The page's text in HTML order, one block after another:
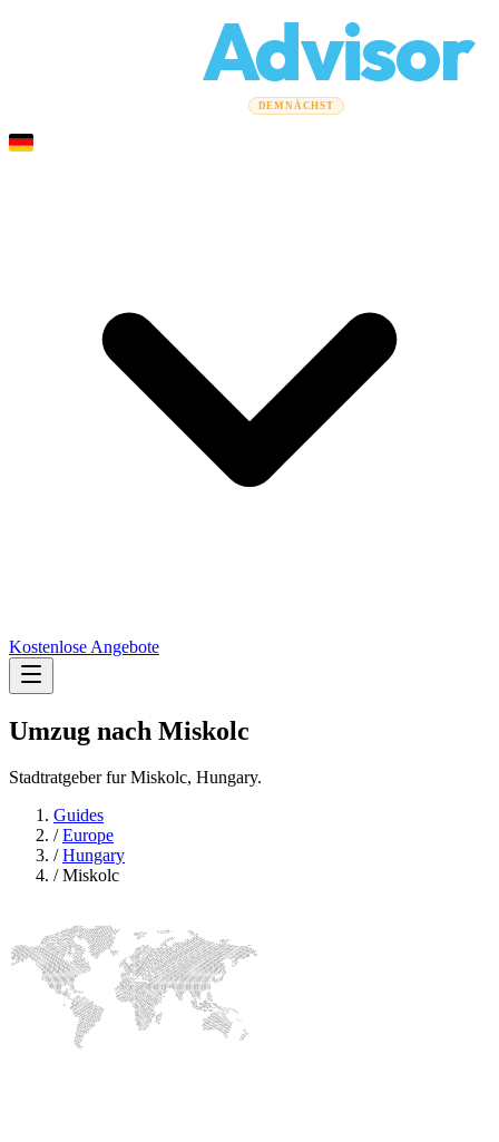
Advisor
DEMNÄCHST
Kostenlose Angebote
Umzug nach Miskolc
Stadtratgeber fur Miskolc, Hungary.
Guides
/Europe
/Hungary
/Miskolc